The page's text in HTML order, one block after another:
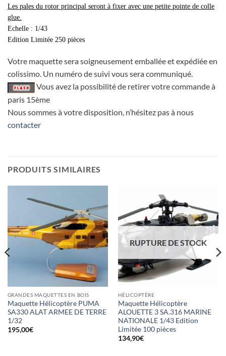
Les pales du rotor principal seront à fixer avec une petite pointe de colle
glue.
Echelle : 1/43
Edition Limitée 250 pièces
Votre maquette sera soigneusement emballée et expédiée en
colissimo. Un numéro de suivi vous sera communiqué.
Vous avez la possibilité de retirer votre commande à
paris 15ème
Nous sommes à votre disposition, n’hésitez pas à nous
contacter
PRODUITS SIMILAIRES
GRANDES MAQUETTES EN BOIS
Maquette Hélicoptère PUMA
SA330 ALAT ARMEE DE TERRE
1/32
195,00€
RUPTURE DE STOCK
HÉLICOPTÈRE
Maquette Hélicoptère
ALOUETTE 3 SA.316 MARINE
NATIONALE 1/43 Edition
Limitée 100 pièces
134,90€